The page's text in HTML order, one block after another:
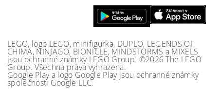
LEGO, logo LEGO, minifigurka, DUPLO, LEGENDS OF
CHIMA, NINJAGO, BIONICLE, MINDSTORMS a MIXELS
jsou ochranné známky LEGO Group. ©2026 The LEGO
Group. Všechna práva vyhrazena.
Google Play a logo Google Play jsou ochranné známky
společnosti Google LLC.